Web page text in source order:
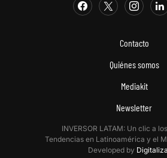
Contacto
Quiénes somos
Mediakit
Newsletter
INVERSOR LATAM: Un clic a
Tendencias en Latinoamérica y el
Developed by